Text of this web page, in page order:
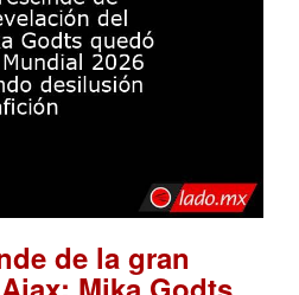
de la gran